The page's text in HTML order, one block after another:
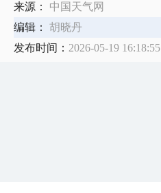
来源：
中国天气网
编辑：
胡晓丹
发布时间： 2026-05-19 16:18:55